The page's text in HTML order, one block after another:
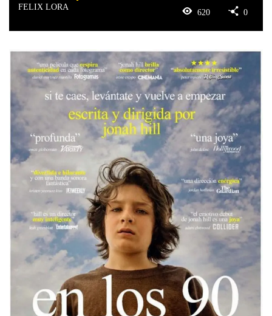
FELIX LORA
620 0